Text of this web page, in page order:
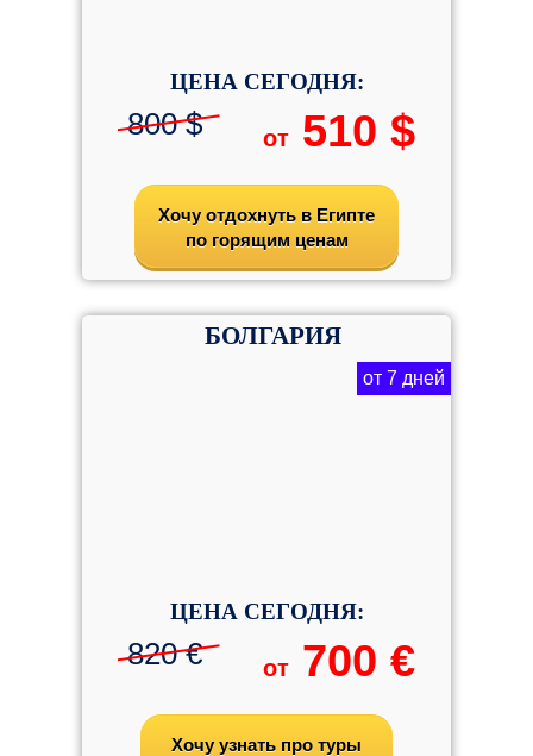
ЦЕНА СЕГОДНЯ:
800 $ от 510 $
Хочу отдохнуть в Египте
по горящим ценам
БОЛГАРИЯ
от 7 дней
ЦЕНА СЕГОДНЯ:
820 € от 700 €
Хочу узнать про туры